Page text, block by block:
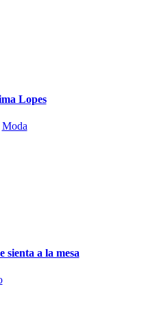
Lopes
Moda
sienta a la mesa